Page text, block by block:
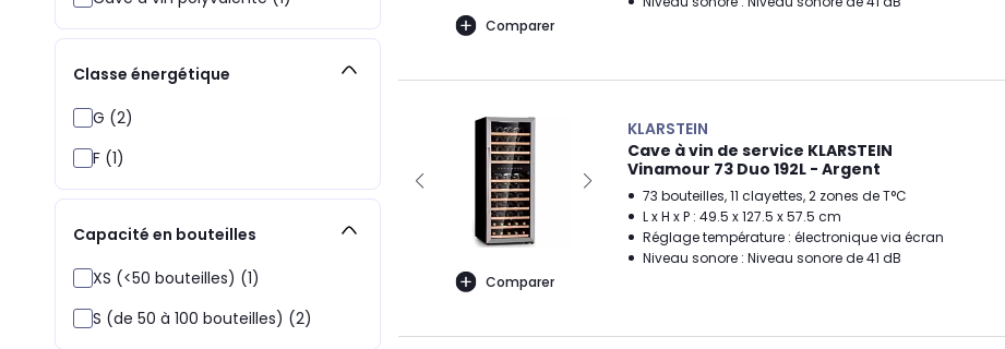
Classe énergétique
G (2)
F (1)
Capacité en bouteilles
XS (<50 bouteilles) (1)
S (de 50 à 100 bouteilles) (2)
Comparer
Comparer
KLARSTEIN
Cave à vin de service KLARSTEIN
Vinamour 73 Duo 192L - Argent
73 bouteilles, 11 clayettes, 2 zones de T°C
L x H x P : 49.5 x 127.5 x 57.5 cm
Réglage température : électronique via écran
Niveau sonore : Niveau sonore de 41 dB